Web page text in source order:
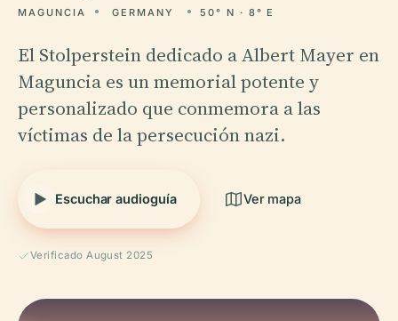
MAGUNCIA GERMANY 50° N · 8° E
El Stolperstein dedicado a Albert Mayer en
Maguncia es un memorial potente y
personalizado que conmemora a las
víctimas de la persecución nazi.
Escuchar audioguía Ver mapa
Verificado August 2025